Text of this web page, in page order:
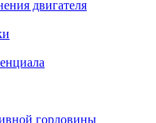
двигателя
горловины